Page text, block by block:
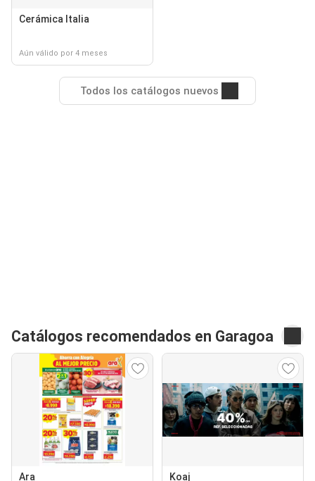
Cerámica Italia
Aún válido por 4 meses
Todos los catálogos nuevos
Catálogos recomendados en Garagoa
Ara Koaj